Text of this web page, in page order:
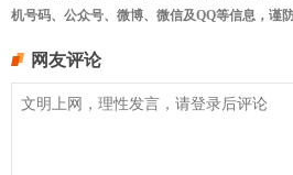
机号码、公众号、微博、微信及QQ等信息，谨
网友评论